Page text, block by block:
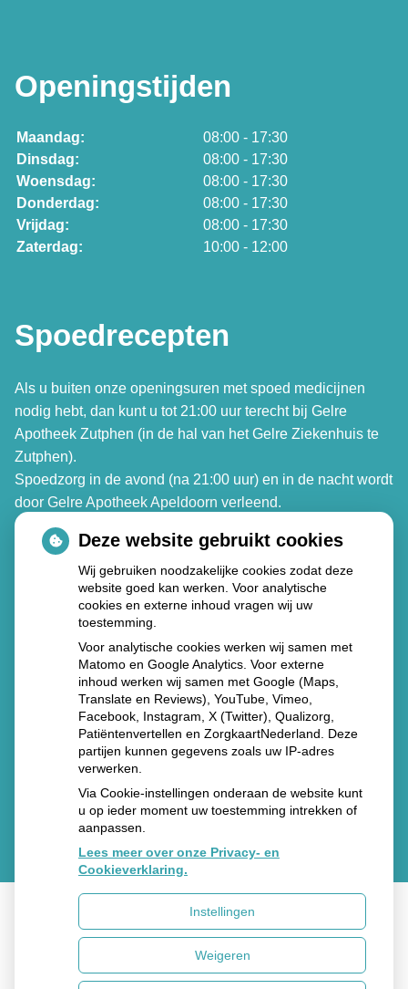
Openingstijden
Maandag:
08:00 - 17:30
Dinsdag:
08:00 - 17:30
Woensdag:
08:00 - 17:30
Donderdag:
08:00 - 17:30
Vrijdag:
08:00 - 17:30
Zaterdag:
10:00 - 12:00
Spoedrecepten
Als u buiten onze openingsuren met spoed medicijnen
nodig hebt, dan kunt u tot 21:00 uur terecht bij Gelre
Apotheek Zutphen (in de hal van het Gelre Ziekenhuis te
Zutphen).
Spoedzorg in de avond (na 21:00 uur) en in de nacht wordt
door Gelre Apotheek Apeldoorn verleend.
Gelre Apotheek Zutphen
Den Elterweg 77
7207 AE Zutphen
Tel. 088 - 105 3399
Gelre Apotheek Apeldoorn
Albert Schweitzerlaan 31 (route 2)
7334 DZ Apeldoorn
088 – 105 3389
Deze website gebruikt cookies
Wij gebruiken noodzakelijke cookies zodat deze
website goed kan werken. Voor analytische
cookies en externe inhoud vragen wij uw
toestemming.
Voor analytische cookies werken wij samen met
Matomo en Google Analytics. Voor externe
inhoud werken wij samen met Google (Maps,
Translate en Reviews), YouTube, Vimeo,
Facebook, Instagram, X (Twitter), Qualizorg,
Patiëntenvertellen en ZorgkaartNederland. Deze
partijen kunnen gegevens zoals uw IP-adres
verwerken.
Via Cookie-instellingen onderaan de website kunt
u op ieder moment uw toestemming intrekken of
aanpassen.
Lees meer over onze Privacy- en
Cookieverklaring.
Instellingen
Weigeren